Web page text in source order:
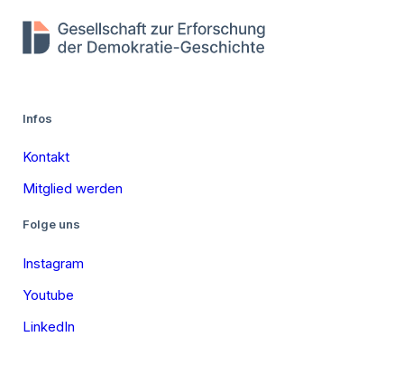
Infos
Kontakt
Mitglied werden
Folge uns
Instagram
Youtube
LinkedIn